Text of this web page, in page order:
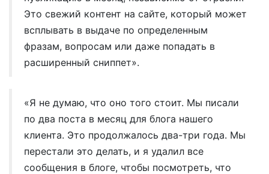
Это свежий контент на сайте, который может
всплывать в выдаче по определенным
фразам, вопросам или даже попадать в
расширенный сниппет».
«Я не думаю, что оно того стоит. Мы писали
по два поста в месяц для блога нашего
клиента. Это продолжалось два-три года. Мы
перестали это делать, и я удалил все
сообщения в блоге, чтобы посмотреть, что